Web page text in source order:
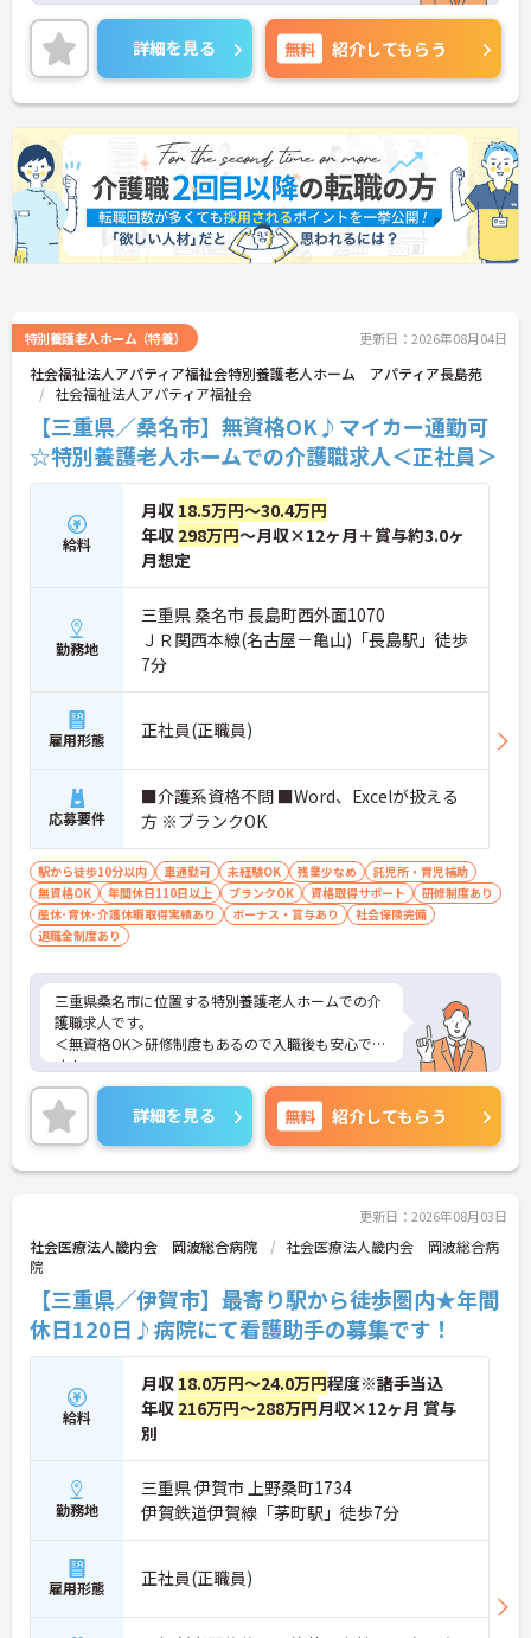
活躍中で、ワークライフバランスを大切にしながら
働ける環境が整っています。研修制度や外部勉強会
の受講支援もあり、スキルアップもしっかりサポー
ト。将来的には管理者やエリアマネージャーへのキ
ャリアアップも目指せます。20代から60代まで幅広
い年代のスタッフが活躍しており、和やかな雰囲気
の職場です。介護経験を活かしたい方、福祉の資格
をお持ちの方、安定した法人でキャリアを築きたい
方におすすめです。
★おすすめPOINT★
・生活支援員からスタートし、サービス管理責任者
ネジメント職への挑戦も視野に入れていただけま
・年間休日114日、残業月平均10時間程度という就
業環境に加え、産前産後休暇や育児休暇制度がしっ
かりと整備されています。オンとオフの切り替えを
明確にし、心身ともに充実した状態で長くご活躍い
ただけます。
・グループホーム一棟あたりの入居者様20名定員を
常時2～4名のスタッフで支援、国基準を上回る人員
配置や夜間複数名体制が敷かれているため、業務に
追われることなくご利用者様のペースに合わせたサ
ポートが可能です。施設も専用設計で働きやすく、
ご自身の理想とする福祉を実践できる環境が整って
います。
詳細を見る 無料 紹介してもらう
特別養護老人ホーム（特養） 更新日：2026年08月04日
社会福祉法人アパティア福祉会特別養護老人ホーム アパティア長島苑
社会福祉法人アパティア福祉会
【三重県／桑名市】無資格OK♪マイカー通勤可
☆特別養護老人ホームでの介護職求人＜正社員＞
給料
月収 18.5万円～30.4万円
年収 298万円～月収×12ヶ月＋賞与約3.0ヶ
月想定
勤務地
三重県 桑名市 長島町西外面1070
ＪＲ関西本線(名古屋－亀山)「長島駅」徒歩
7分
雇用形態 正社員(正職員)
応募要件
■介護系資格不問 ■Word、Excelが扱える
方 ※ブランクOK
駅から徒歩10分以内 車通勤可 未経験OK 残業少なめ
託児所・育児補助
無資格OK
年間休日110日以上 ブランクOK 資格取得サポート
研修制度あり
産休･育休･介護休暇取得実績あり
ボーナス・賞与あり
社会保険完備
退職金制度あり
三重県桑名市に位置する特別養護老人ホームでの介
護職求人です。
＜無資格OK＞研修制度もあるので入職後も安心で
す！
＜マイカー通勤可能＞雨の日の通勤も楽々です。
ご興味のある方には、面接対策ポイント等、さらに
詳細をお話ししますのでお気軽にご相談ください！
詳細を見る 無料 紹介してもらう
更新日：2026年08月03日
社会医療法人畿内会 岡波総合病院
社会医療法人畿内会 岡波総合病
院
【三重県／伊賀市】最寄り駅から徒歩圏内★年間
休日120日♪病院にて看護助手の募集です！
給料
月収 18.0万円～24.0万円程度※諸手当込
年収 216万円～288万円月収×12ヶ月 賞与
別
勤務地
三重県 伊賀市 上野桑町1734
伊賀鉄道伊賀線「茅町駅」徒歩7分
雇用形態 正社員(正職員)